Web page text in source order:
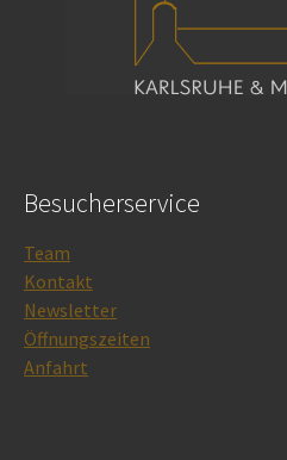
Besucherservice
Team
Kontakt
Newsletter
Öffnungszeiten
Anfahrt